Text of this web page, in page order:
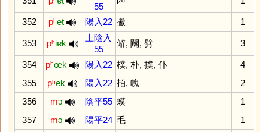
55
352 pʰet 陽入22 撇 1
353 pʰiɐk
上陰入
55
僻, 闢, 劈 3
354 pʰœk 陽入22 樸, 朴, 撲, 仆
4
355
pʰek 陽入22 拍, 魄
2
356
mɔ 陰平55 蟆
1
357
mɔ 陽平24 毛
1